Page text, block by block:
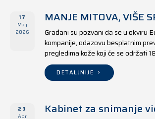
17
May
2026
MANJE MITOVA, VIŠE
Građani su pozvani da se u okviru
kompanije, odazovu besplatnim
pregledima kože koji će se održati
godine u jedanaest opština širom
državnim tako i u privatnim
DETALJNIJE
23
Apr
Kabinet za snimanje